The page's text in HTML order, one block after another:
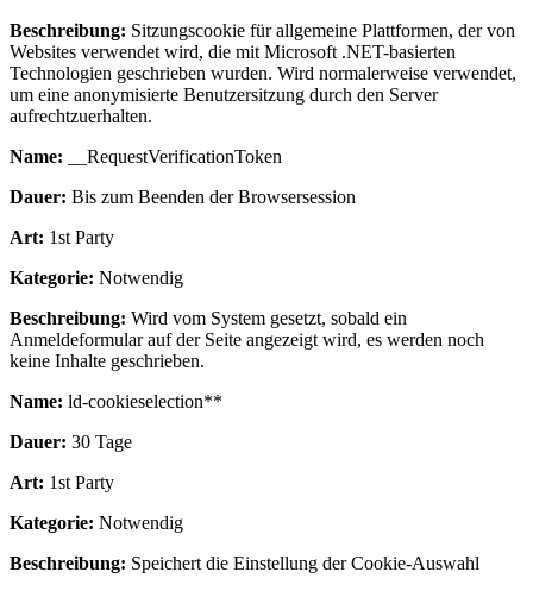
Beschreibung: Sitzungscookie für allgemeine Plattformen, der von
Websites verwendet wird, die mit Microsoft .NET-basierten
Technologien geschrieben wurden. Wird normalerweise verwendet,
um eine anonymisierte Benutzersitzung durch den Server
aufrechtzuerhalten.
Name: __RequestVerificationToken
Dauer: Bis zum Beenden der Browsersession
Art: 1st Party
Kategorie: Notwendig
Beschreibung: Wird vom System gesetzt, sobald ein
Anmeldeformular auf der Seite angezeigt wird, es werden noch
keine Inhalte geschrieben.
Name: ld-cookieselection**
Dauer: 30 Tage
Art: 1st Party
Kategorie: Notwendig
Beschreibung: Speichert die Einstellung der Cookie-Auswahl